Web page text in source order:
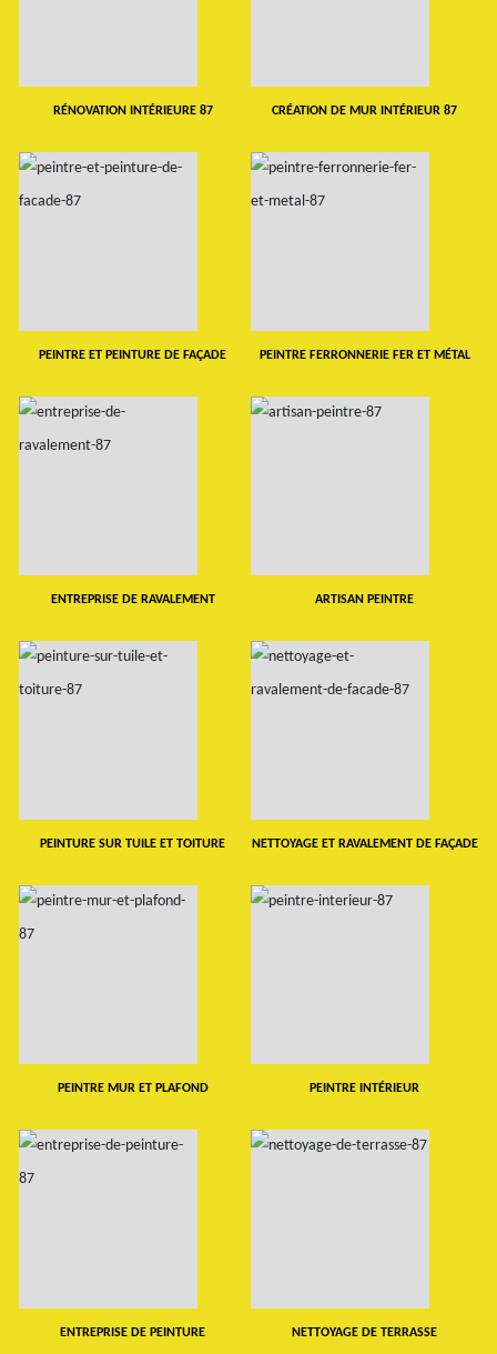
RÉNOVATION INTÉRIEURE 87 CRÉATION DE MUR INTÉRIEUR 87
PEINTRE ET PEINTURE DE FAÇADE PEINTRE FERRONNERIE FER ET MÉTAL
ENTREPRISE DE RAVALEMENT ARTISAN PEINTRE
PEINTURE SUR TUILE ET TOITURE NETTOYAGE ET RAVALEMENT DE FAÇADE
PEINTRE MUR ET PLAFOND PEINTRE INTÉRIEUR
ENTREPRISE DE PEINTURE NETTOYAGE DE TERRASSE